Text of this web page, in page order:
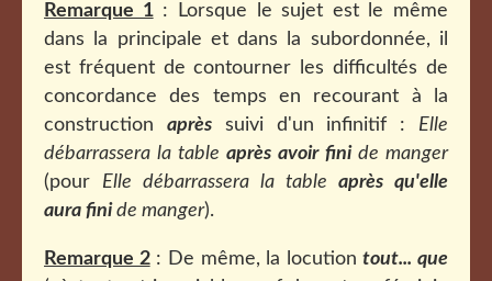
Remarque 1: Lorsque le sujet est le même
dans la principale et dans la subordonnée, il
est fréquent de contourner les difficultés de
concordance des temps en recourant à la
construction aprèssuivi d'un infinitif : Elle
débarrassera la table après avoir finide manger
(pour Elle débarrassera la table après qu'elle
aura finide manger).
Remarque 2: De même, la locutiontout... que